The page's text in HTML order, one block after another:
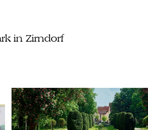
in Zirndorf